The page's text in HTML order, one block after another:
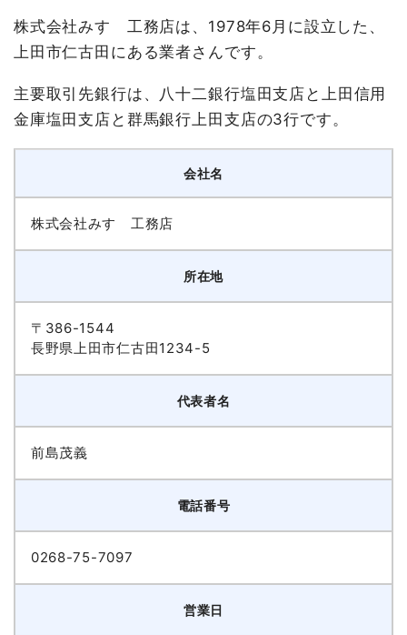
株式会社みすゞ工務店は、1978年6月に設立した、
上田市仁古田にある業者さんです。
主要取引先銀行は、八十二銀行塩田支店と上田信用
金庫塩田支店と群馬銀行上田支店の3行です。
会社名
株式会社みすゞ工務店
所在地
〒386-1544
長野県上田市仁古田1234-5
代表者名
前島茂義
電話番号
0268-75-7097
営業日